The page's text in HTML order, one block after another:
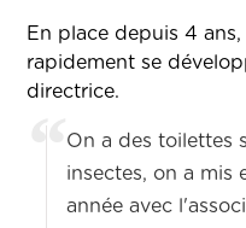
En place depuis 4 ans,
rapidement se
directrice.
On a des toilettes
insectes, on a mis
année avec